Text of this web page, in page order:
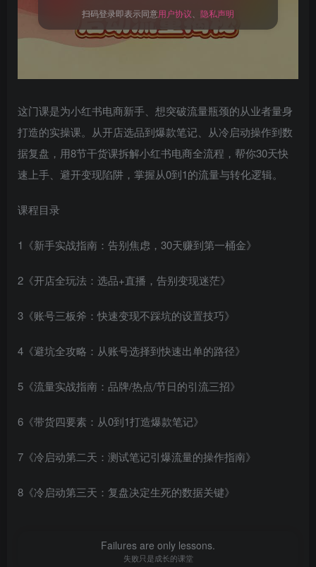
这门课是为小红书电商新手、想突破流量瓶颈的从业者量身
打造的实操课。从开店选品到爆款笔记、从冷启动操作到数
据复盘，用8节干货课拆解小红书电商全流程，帮你30天快
速上手、避开变现陷阱，掌握从0到1的流量与转化逻辑。
课程目录
1《新手实战指南：告别焦虑，30天赚到第一桶金》
2《开店全玩法：选品+直播，告别变现迷茫》
3《账号三板斧：快速变现不踩坑的设置技巧》
4《避坑全攻略：从账号选择到快速出单的路径》
5《流量实战指南：品牌/热点/节日的引流三招》
6《带货四要素：从0到1打造爆款笔记》
7《冷启动第二天：测试笔记引爆流量的操作指南》
8《冷启动第三天：复盘决定生死的数据关键》
Failures are only lessons.
失败只是成长的课堂
扫码登录即表示同意用户协议 隐私声明